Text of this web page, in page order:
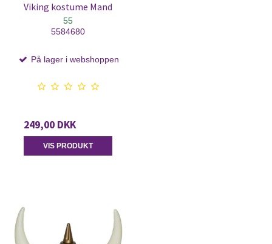
Viking kostume Mand
55
5584680
På lager i webshoppen
249,00 DKK
VIS PRODUKT